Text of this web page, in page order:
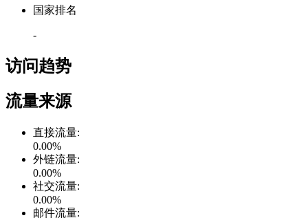
国家排名
-
访问趋势
流量来源
直接流量:
0.00%
外链流量:
0.00%
社交流量:
0.00%
邮件流量: